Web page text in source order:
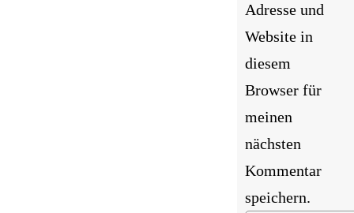
Adresse und
Website in
diesem
Browser für
meinen
nächsten
Kommentar
speichern.